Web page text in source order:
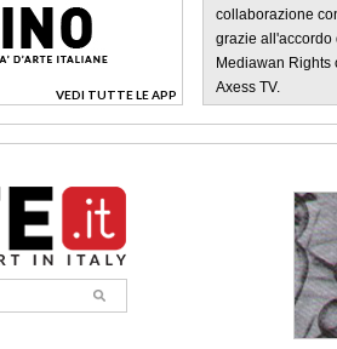
VEDI TUTTE LE APP
>
collaborazione
grazie all'accordo
Mediawan Rights
Axess TV.